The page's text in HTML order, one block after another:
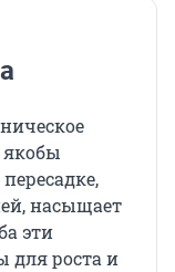
якобы
насыщает
эти
для роста и